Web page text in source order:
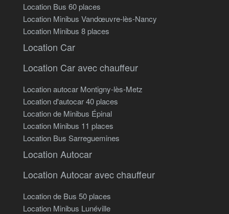
Location Bus 60 places
Location Minibus Vandœuvre-lès-Nancy
Location Minibus 8 places
Location Car
Location Car avec chauffeur
Location autocar Montigny-lès-Metz
Location d'autocar 40 places
Location de Minibus Épinal
Location Minibus 11 places
Location Bus Sarreguemines
Location Autocar
Location Autocar avec chauffeur
Location de Bus 50 places
Location Minibus Lunéville